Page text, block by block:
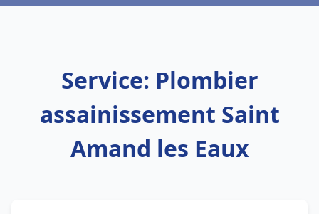
Service: Plombier
assainissement Saint
Amand les Eaux